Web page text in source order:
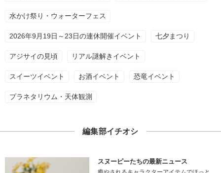
水かけ祭り・ウォーターフェス
2026年9月19日～23日の連休開催イベント 七夕まつり
アジサイの見頃 リアル謎解きイベント
スイーツイベント お酒イベント 恐竜イベント
プラネタリウム・天体観測
編集部イチオシ
スヌーピーたちの最新ニュース